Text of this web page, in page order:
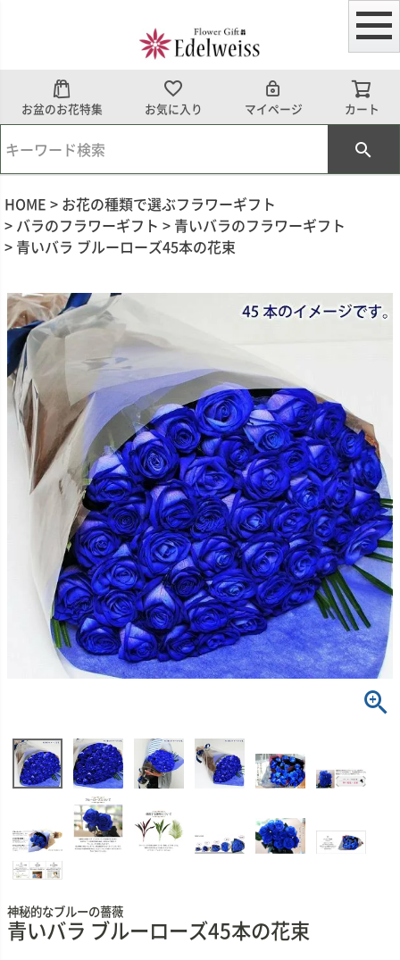
お盆のお花特集 お気に入り マイページ カート
HOME
お花の種類で選ぶフラワーギフト
バラのフラワーギフト
青いバラのフラワーギフト
青いバラ ブルーローズ45本の花束
神秘的なブルーの薔薇
青いバラ ブルーローズ45本の花束